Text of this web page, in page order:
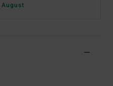
August